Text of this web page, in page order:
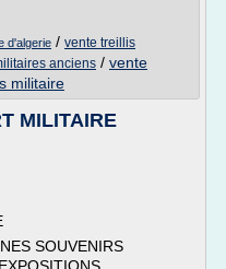
d'algerie / vente treillis
anciens / vente
militaire
MILITAIRE
SOUVENIRS